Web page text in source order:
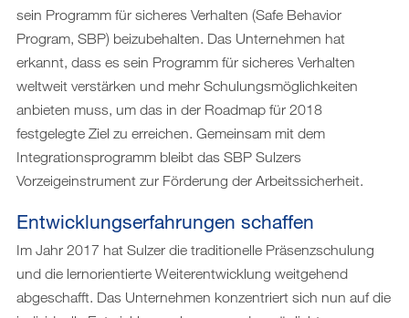
sein Programm für sicheres Verhalten (Safe Behavior
Program, SBP) beizubehalten. Das Unternehmen hat
erkannt, dass es sein Programm für sicheres Verhalten
weltweit verstärken und mehr Schulungsmöglichkeiten
anbieten muss, um das in der Roadmap für 2018
festgelegte Ziel zu erreichen. Gemeinsam mit dem
Integrationsprogramm bleibt das SBP Sulzers
Vorzeigeinstrument zur Förderung der Arbeitssicherheit.
Entwicklungserfahrungen schaffen
Im Jahr 2017 hat Sulzer die traditionelle Präsenzschulung
und die lernorientierte Weiterentwicklung weitgehend
abgeschafft. Das Unternehmen konzentriert sich nun auf die